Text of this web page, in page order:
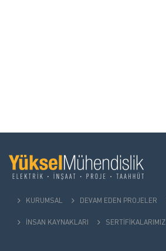
KURUMSAL DEVAM EDEN PROJELER
İNSAN KAYNAKLARI SERTİFİKALARIMIZ